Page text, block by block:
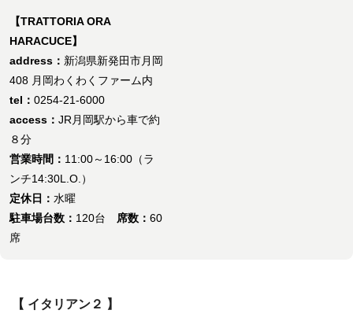
【TRATTORIA ORA
HARACUCE】
address： 新潟県新発田市月岡
408 月岡わくわくファーム内
tel： 0254-21-6000
access： JR月岡駅から車で約
８分
営業時間： 11:00～16:00（ラ
ンチ14:30L.O.）
定休日： 水曜
駐車場台数： 120台 席数： 60
席
【 イタリアン２ 】